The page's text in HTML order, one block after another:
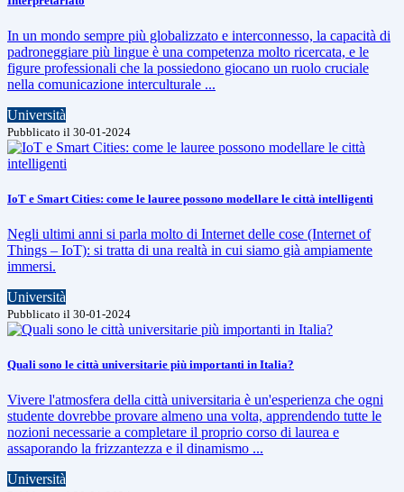
In un mondo sempre più globalizzato e interconnesso, la capacità di
padroneggiare più lingue è una competenza molto ricercata, e le
figure professionali che la possiedono giocano un ruolo cruciale
nella comunicazione interculturale ...
Università
Pubblicato il 30-01-2024
IoT e Smart Cities: come le lauree possono modellare le città intelligenti
Negli ultimi anni si parla molto di Internet delle cose (Internet of
Things – IoT): si tratta di una realtà in cui siamo già ampiamente
immersi.
Università
Pubblicato il 30-01-2024
Quali sono le città universitarie più importanti in Italia?
Vivere l'atmosfera della città universitaria è un'esperienza che ogni
studente dovrebbe provare almeno una volta, apprendendo tutte le
nozioni necessarie a completare il proprio corso di laurea e
assaporando la frizzantezza e il dinamismo ...
Università